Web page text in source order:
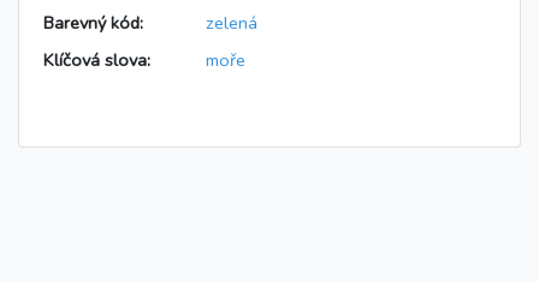
Barevný kód:
zelená
Klíčová slova:
moře